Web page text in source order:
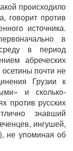
происходило
говорит против
источника.
в
в период
абреческих
почти не
Грузии к
и сколько-
против русских
знавший
ингушей,
не упоминая об